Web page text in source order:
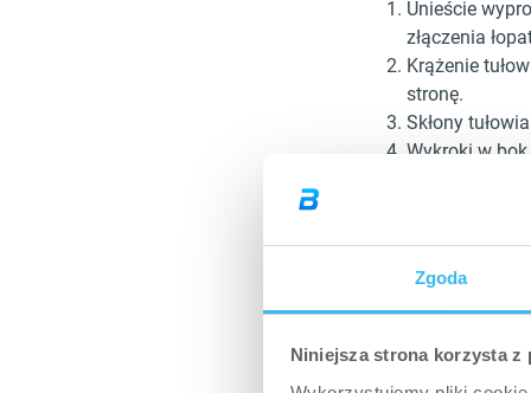
Zgoda
Niniejsza strona korzysta z
Unieście
złączenia
Krążenie
stronę.
Skłony
Wykroki w
Na zakończenie
planem
na stopień,